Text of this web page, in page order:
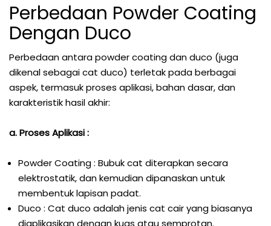
Perbedaan Powder Coating
Dengan Duco
Perbedaan antara powder coating dan duco (juga
dikenal sebagai cat duco) terletak pada berbagai
aspek, termasuk proses aplikasi, bahan dasar, dan
karakteristik hasil akhir:
a. Proses Aplikasi :
Powder Coating : Bubuk cat diterapkan secara
elektrostatik, dan kemudian dipanaskan untuk
membentuk lapisan padat.
Duco : Cat duco adalah jenis cat cair yang biasanya
diaplikasikan dengan kuas atau semprotan.